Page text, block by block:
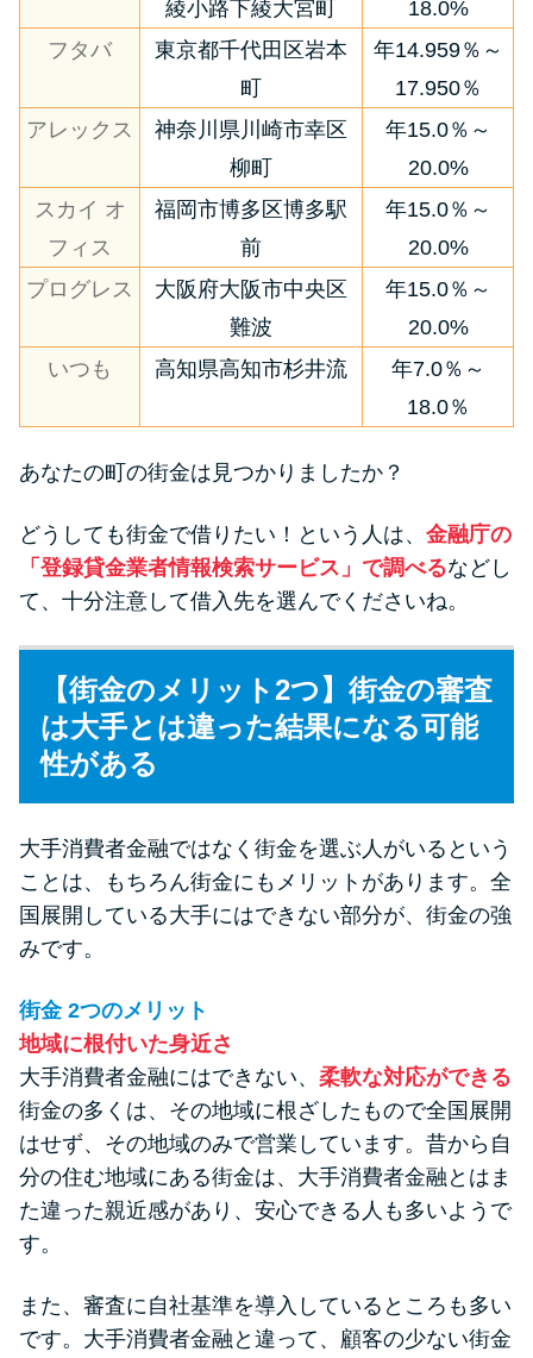
綾小路下綾大宮町
18.0%
フタバ
東京都千代田区岩本
町
年14.959％～
17.950％
アレックス
神奈川県川崎市幸区
柳町
年15.0％～
20.0%
スカイ オ
フィス
福岡市博多区博多駅
前
年15.0％～
20.0%
プログレス
大阪府大阪市中央区
難波
年15.0％～
20.0%
いつも
高知県高知市杉井流
年7.0％～
18.0％
あなたの町の街金は見つかりましたか？
どうしても街金で借りたい！という人は、 金融庁の
「登録貸金業者情報検索サービス」で調べるなどし
て、十分注意して借入先を選んでくださいね。
【街金のメリット2つ】街金の審査
は大手とは違った結果になる可能
性がある
大手消費者金融ではなく街金を選ぶ人がいるという
ことは、もちろん街金にもメリットがあります。全
国展開している大手にはできない部分が、街金の強
みです。
街金 2つのメリット
地域に根付いた身近さ
大手消費者金融にはできない、 柔軟な対応ができる
街金の多くは、その地域に根ざしたもので全国展開
はせず、その地域のみで営業しています。昔から自
分の住む地域にある街金は、大手消費者金融とはま
た違った親近感があり、安心できる人も多いようで
す。
また、審査に自社基準を導入しているところも多い
です。大手消費者金融と違って、顧客の少ない街金